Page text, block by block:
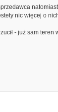
nic więcej o
- już sam